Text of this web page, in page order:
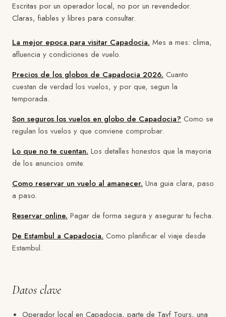
Guías
Escritas por un operador local, no por un revendedor.
Claras, fiables y libres para consultar.
La mejor epoca para visitar Capadocia. Mes a mes: clima,
afluencia y condiciones de vuelo.
Precios de los globos de Capadocia 2026. Cuanto
cuestan de verdad los vuelos, y por que, segun la
temporada.
Son seguros los vuelos en globo de Capadocia? Como se
regulan los vuelos y que conviene comprobar.
Lo que no te cuentan. Los detalles honestos que la mayoria
de los anuncios omite.
Como reservar un vuelo al amanecer. Una guia clara, paso
a paso.
Reservar online. Pagar de forma segura y asegurar tu fecha.
De Estambul a Capadocia. Como planificar el viaje desde
Estambul.
Datos clave
Operador local en Capadocia, parte de Tayf Tours, una